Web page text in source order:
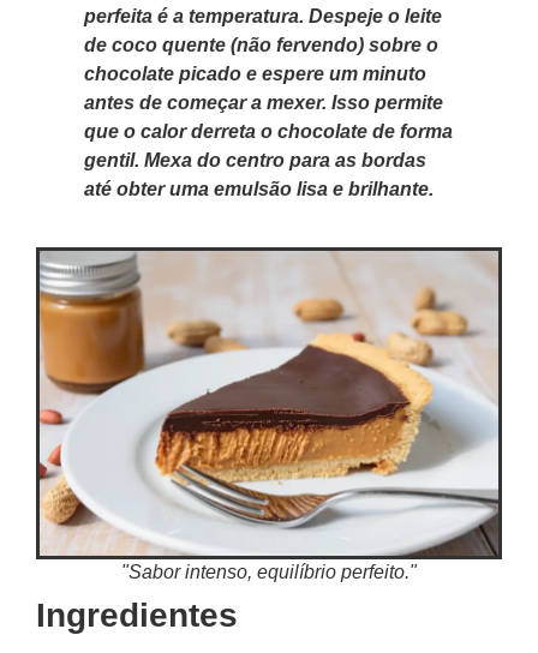
perfeita é a temperatura. Despeje o leite
de coco quente (não fervendo) sobre o
chocolate picado e espere um minuto
antes de começar a mexer. Isso permite
que o calor derreta o chocolate de forma
gentil. Mexa do centro para as bordas
até obter uma emulsão lisa e brilhante.
"Sabor intenso, equilíbrio perfeito."
Ingredientes